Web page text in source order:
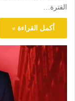
الفترة…
أكمل القراءة »